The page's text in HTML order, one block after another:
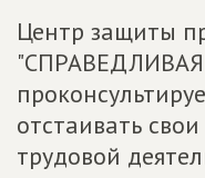
Центр защиты
отстаивать
трудовой